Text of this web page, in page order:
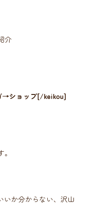
介
→ショップ[/keikou]
いか分からない、沢山